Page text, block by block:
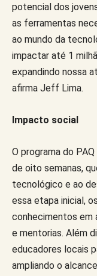
potencial dos
as ferramentas
ao mundo da
impactar até 1
expandindo nossa
afirma Jeff Lima.
Impacto social
O programa do
de oito semanas,
tecnológico e ao
essa etapa inicial,
conhecimentos em
e mentorias. Além
educadores locais
ampliando o